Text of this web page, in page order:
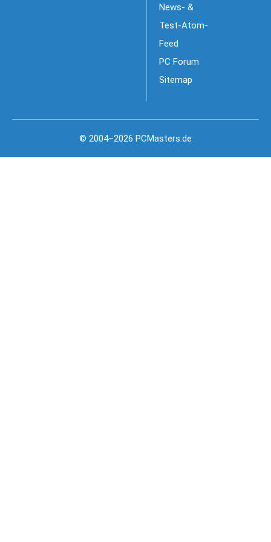
News- &
Test-Atom-
Feed
PC Forum
Sitemap
© 2004–2026 PCMasters.de